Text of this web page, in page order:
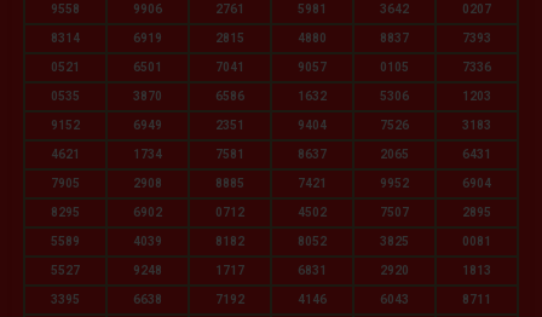
9558 9906 2761 5981 3642 0207
8314 6919 2815 4880 8837 7393
0521 6501 7041 9057 0105 7336
0535 3870 6586 1632 5306 1203
9152 6949 2351 9404 7526 3183
4621 1734 7581 8637 2065 6431
7905 2908 8885 7421 9952 6904
8295 6902 0712 4502 7507 2895
5589 4039 8182 8052 3825 0081
5527 9248 1717 6831 2920 1813
3395 6638 7192 4146 6043 8711